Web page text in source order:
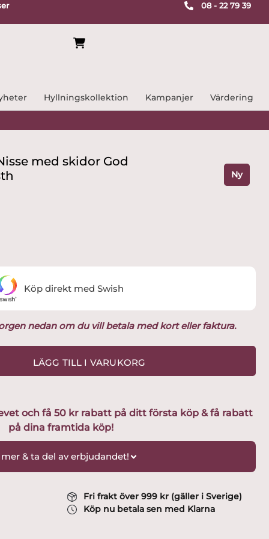
08 - 22 79 39
Hyllningskollektion Kampanjer Värdering
med skidor God
Ny
nedan om du vill betala med kort eller faktura.
LÄGG TILL I VARUKORG
Köp direkt med Swish
och få 50 kr rabatt på ditt första köp & få rabatt
på dina framtida köp!
mer & ta del av erbjudandet!
Fri frakt över 999 kr (gäller i Sverige)
Köp nu betala sen med Klarna